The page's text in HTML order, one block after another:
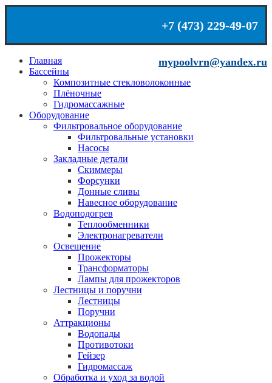
+7 (473) 229-49-07
mypoolvrn@yandex.ru
Главная
Бассейны
Композитные стекловолоконные
Плёночные
Гидромассажные
Оборудование
Фильтровальное оборудование
Фильтровальные установки
Насосы
Закладные детали
Скиммеры
Форсунки
Донные сливы
Навесное оборудование
Водоподогрев
Теплообменники
Электронагреватели
Освещение
Прожекторы
Трансформаторы
Лампы для прожекторов
Лестницы и поручни
Лестницы
Поручни
Аттракционы
Водопады
Противотоки
Гейзер
Гидромассаж
Обработка и уход за водой